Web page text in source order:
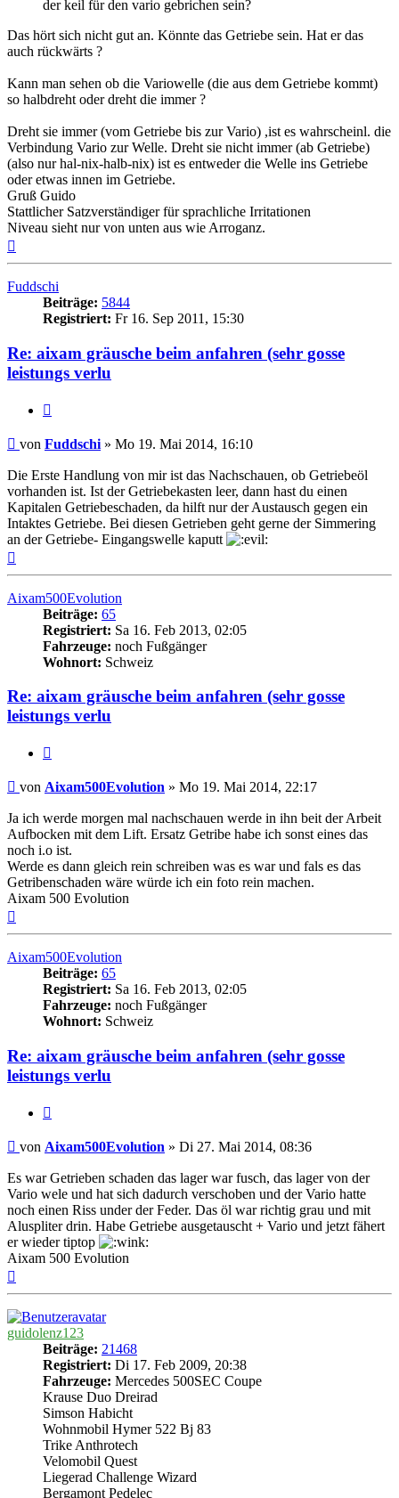
der keil für den vario gebrichen sein?
Das hört sich nicht gut an. Könnte das Getriebe sein. Hat er das
auch rückwärts ?
Kann man sehen ob die Variowelle (die aus dem Getriebe kommt)
so halbdreht oder dreht die immer ?
Dreht sie immer (vom Getriebe bis zur Vario) ,ist es wahrscheinl. die
Verbindung Vario zur Welle. Dreht sie nicht immer (ab Getriebe)
(also nur hal-nix-halb-nix) ist es entweder die Welle ins Getriebe
oder etwas innen im Getriebe.
Gruß Guido
Stattlicher Satzverständiger für sprachliche Irritationen
Niveau sieht nur von unten aus wie Arroganz.
Fuddschi
Beiträge: 5844
Registriert: Fr 16. Sep 2011, 15:30
Re: aixam gräusche beim anfahren (sehr gosse
leistungs verlu
Beitrag
von Fuddschi » Mo 19. Mai 2014, 16:10
Die Erste Handlung von mir ist das Nachschauen, ob Getriebeöl
vorhanden ist. Ist der Getriebekasten leer, dann hast du einen
Kapitalen Getriebeschaden, da hilft nur der Austausch gegen ein
Intaktes Getriebe. Bei diesen Getrieben geht gerne der Simmering
an der Getriebe- Eingangswelle kaputt
Aixam500Evolution
Beiträge: 65
Registriert: Sa 16. Feb 2013, 02:05
Fahrzeuge: noch Fußgänger
Wohnort: Schweiz
Re: aixam gräusche beim anfahren (sehr gosse
leistungs verlu
Beitrag
von Aixam500Evolution » Mo 19. Mai 2014, 22:17
Ja ich werde morgen mal nachschauen werde in ihn beit der Arbeit
Aufbocken mit dem Lift. Ersatz Getribe habe ich sonst eines das
noch i.o ist.
Werde es dann gleich rein schreiben was es war und fals es das
Getribenschaden wäre würde ich ein foto rein machen.
Aixam 500 Evolution
Aixam500Evolution
Beiträge: 65
Registriert: Sa 16. Feb 2013, 02:05
Fahrzeuge: noch Fußgänger
Wohnort: Schweiz
Re: aixam gräusche beim anfahren (sehr gosse
leistungs verlu
Beitrag
von Aixam500Evolution » Di 27. Mai 2014, 08:36
Es war Getrieben schaden das lager war fusch, das lager von der
Vario wele und hat sich dadurch verschoben und der Vario hatte
noch einen Riss under der Feder. Das öl war richtig grau und mit
Aluspliter drin. Habe Getriebe ausgetauscht + Vario und jetzt fähert
er wieder tiptop
Aixam 500 Evolution
guidolenz123
Beiträge: 21468
Registriert: Di 17. Feb 2009, 20:38
Fahrzeuge: Mercedes 500SEC Coupe
Krause Duo Dreirad
Simson Habicht
Wohnmobil Hymer 522 Bj 83
Trike Anthrotech
Velomobil Quest
Liegerad Challenge Wizard
Bergamont Pedelec